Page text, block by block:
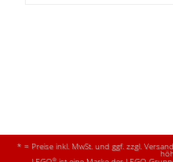
* = Preise inkl. MwSt. und ggf. zzgl.
®